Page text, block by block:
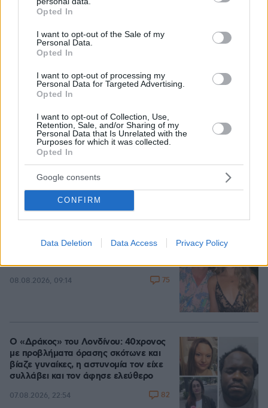
grant or deny consent to Google and its third-party tags to
use your data for below specified purposes in below Google
consent section.
Opted In
I want to opt-out of the Sale of my
Personal Data.
Opted In
I want to opt-out of processing my
Personal Data for Targeted Advertising.
Opted In
I want to opt-out of Collection, Use,
Retention, Sale, and/or Sharing of my
Personal Data that Is Unrelated with the
Purposes for which it was collected.
Opted In
Google consents
CONFIRM
Data Deletion Data Access Privacy Policy
Το «σκουλήκι του διαβόλου» που ζει
1,3 χιλιόμετρα κάτω από τη Γη και
αλλάζει όσα γνωρίζαμε για τη ζωή:
κόσμο»
08.08.2026, 08:57
Καρέ-καρέ η ανάλυση του τροχαίου
στις Σέρρες με νεκρούς μητέρα και
γιο: Τι λέει πραγματογνώμονας στο
08.08.2026, 08:36 181
Η φωτογραφία του Τσιτσιπά αγκαλιά
με τη σύντροφό του στην Ελβετία και
08.08.2026, 09:14 75
Ο «Δράκος» του Λονδίνου: 40χρονος
με προβλήματα όρασης σκότωνε και
βίαζε γυναίκες, η αστυνομία τον είχε
συλλάβει και τον άφησε ελεύθερο
07.08.2026, 22:54 82